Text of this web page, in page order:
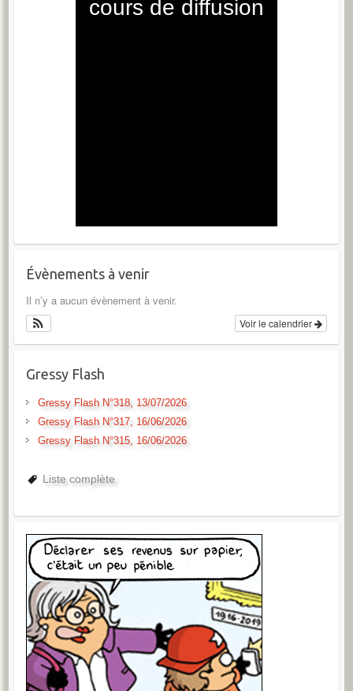
Évènements à venir
Il n’y a aucun évènement à venir.
Voir le calendrier
Gressy Flash
Gressy Flash N°318, 13/07/2026
Gressy Flash N°317, 16/06/2026
Gressy Flash N°315, 16/06/2026
Liste complète